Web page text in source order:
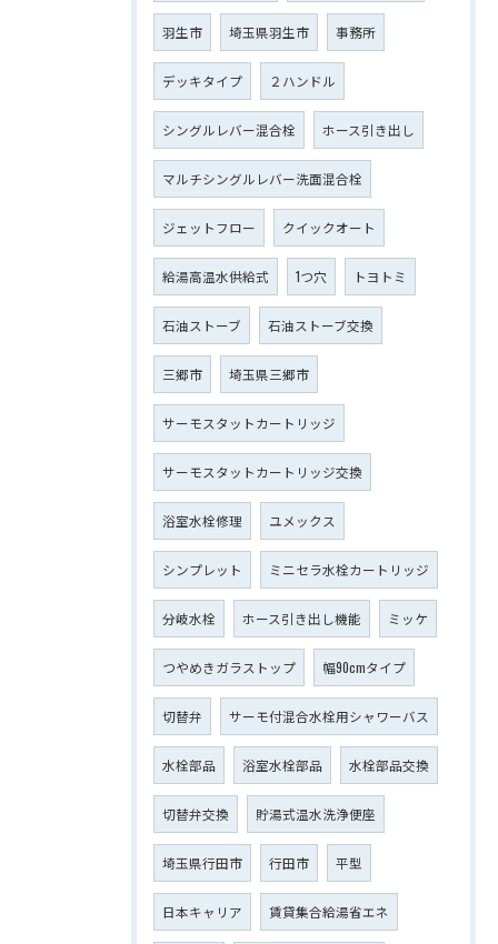
羽生市 埼玉県羽生市 事務所
デッキタイプ ２ハンドル
シングルレバー混合栓 ホース引き出し
マルチシングルレバー洗面混合栓
ジェットフロー クイックオート
給湯高温水供給式 1つ穴 トヨトミ
石油ストーブ 石油ストーブ交換
三郷市 埼玉県三郷市
サーモスタットカートリッジ
サーモスタットカートリッジ交換
浴室水栓修理 ユメックス
シンプレット ミニセラ水栓カートリッジ
分岐水栓 ホース引き出し機能 ミッケ
つやめきガラストップ 幅90cmタイプ
切替弁 サーモ付混合水栓用シャワーバス
水栓部品 浴室水栓部品 水栓部品交換
切替弁交換 貯湯式温水洗浄便座
埼玉県行田市 行田市 平型
日本キャリア 賃貸集合給湯省エネ